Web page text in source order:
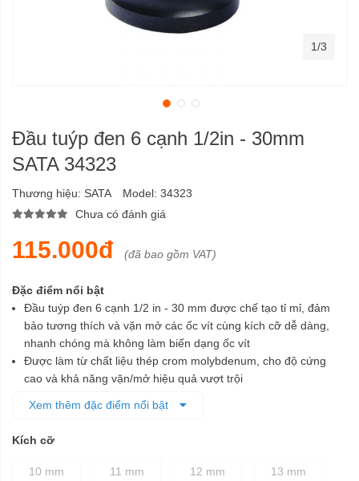
Đầu tuýp đen 6 cạnh 1/2in - 30mm
SATA 34323
Thương hiệu: SATA Model: 34323
Chưa có đánh giá
115.000đ (đã bao gồm VAT)
Đặc điểm nổi bật
Đầu tuýp đen 6 cạnh 1/2 in - 30 mm được chế tạo tỉ mỉ, đảm
bảo tương thích và vặn mở các ốc vít cùng kích cỡ dễ dàng,
nhanh chóng mà không làm biến dạng ốc vít
Được làm từ chất liệu thép crom molybdenum, cho độ cứng
cao và khả năng vặn/mở hiệu quả vượt trội
Xem thêm đặc điểm nổi bật
Kích cỡ
10 mm 11 mm 12 mm 13 mm
1/3